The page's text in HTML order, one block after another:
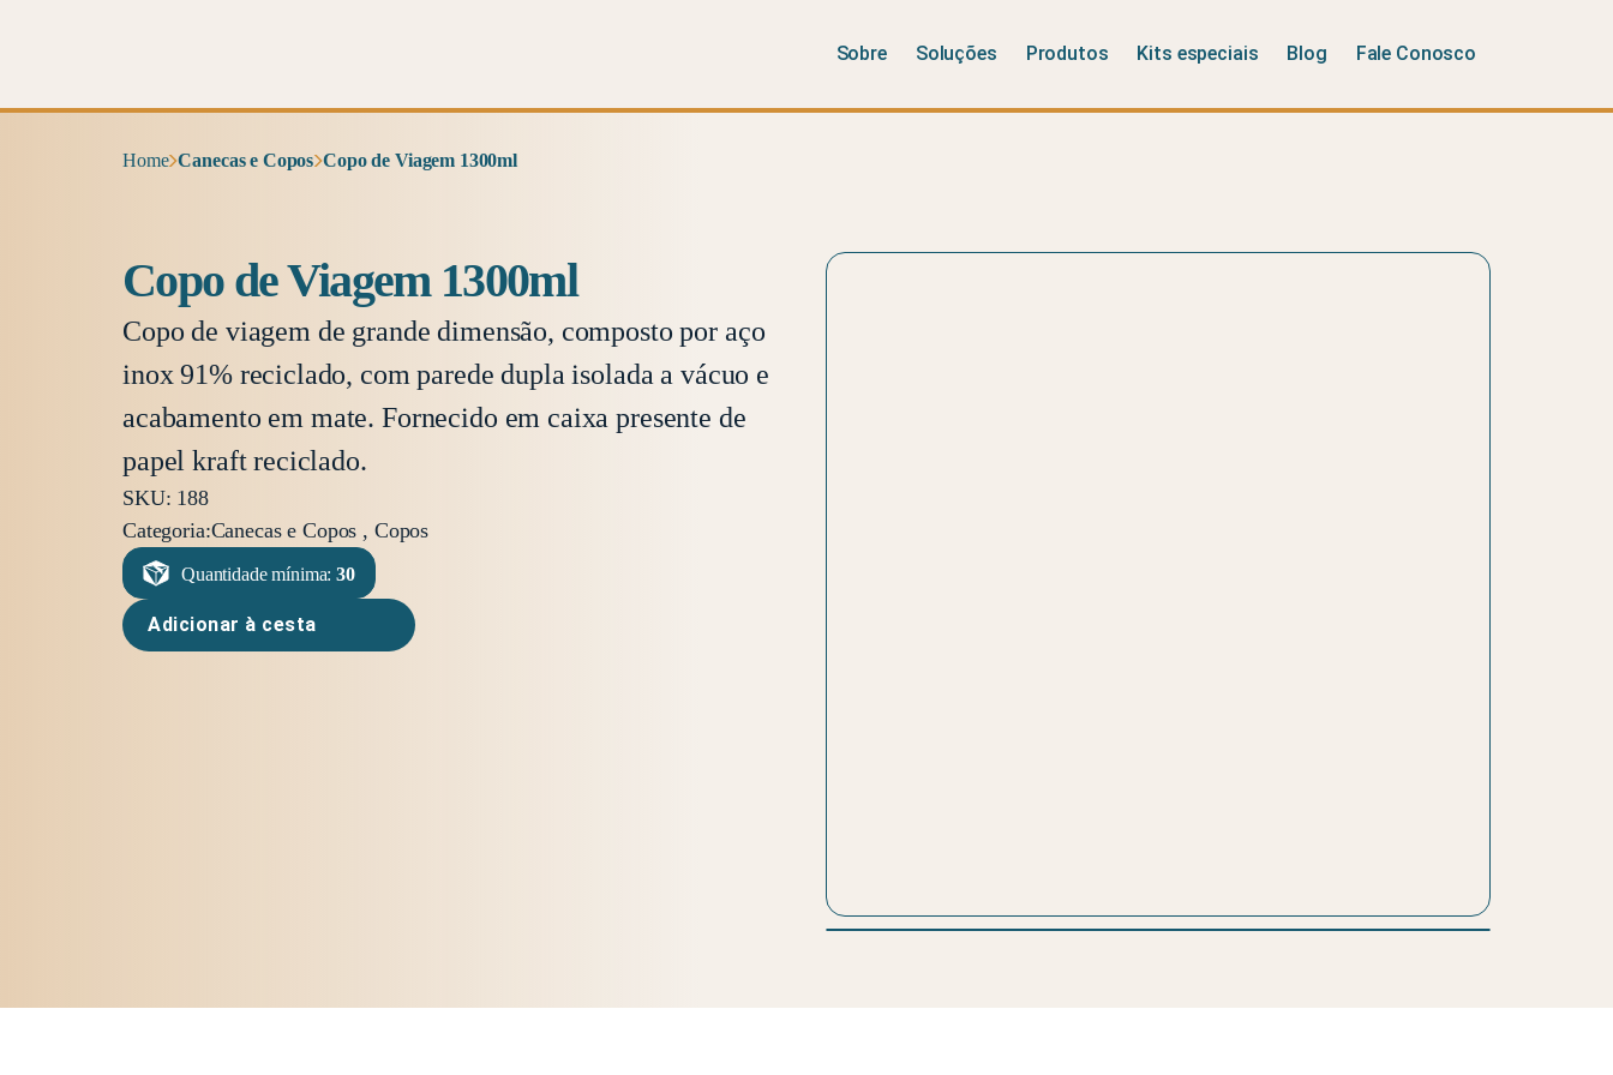
Sobre Soluções Produtos Kits especiais Blog Fale Conosco
Home Canecas e Copos Copo de Viagem 1300ml
Copo de Viagem 1300ml
Copo de viagem de grande dimensão, composto por aço
inox 91% reciclado, com parede dupla isolada a vácuo e
acabamento em mate. Fornecido em caixa presente de
papel kraft reciclado.
SKU: 188
Categoria:Canecas e Copos , Copos
Quantidade mínima:30
Adicionar à cesta